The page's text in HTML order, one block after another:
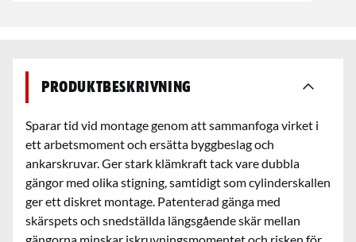
Produktbeskrivning
Sparar tid vid montage genom att sammanfoga virket i
ett arbetsmoment och ersätta byggbeslag och
ankarskruvar. Ger stark klämkraft tack vare dubbla
gängor med olika stigning, samtidigt som cylinderskallen
ger ett diskret montage. Patenterad gänga med
skärspets och snedställda längsgående skär mellan
gängorna minskar iskruvningsmomentet och risken för